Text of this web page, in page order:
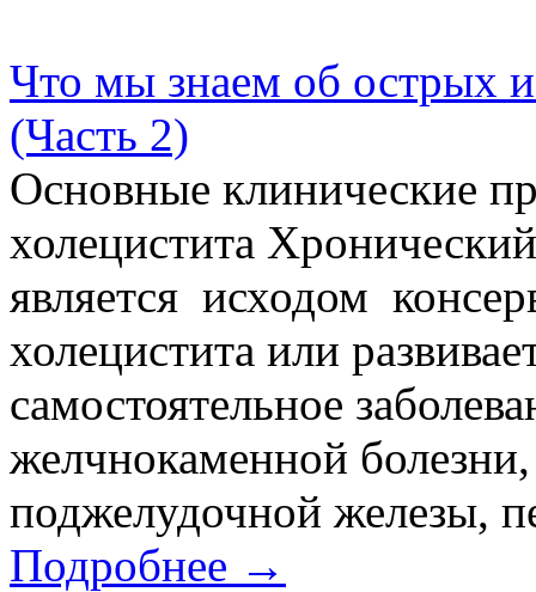
Что мы знаем об острых
(Часть 2)
Основные клинические
холецистита
является исходом
холецистита или
самостоятельное
желчнокаменной
поджелудочной железы,
Подробнее →